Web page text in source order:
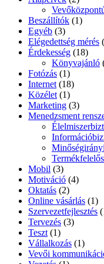
Beszállítók (1)
Egyéb (3)
Elégedettség mérés
Érdekesség (18)
Könyvajánló
Fotózás (1)
Internet (18)
Közélet (1)
Marketing (3)
Menedzsment
Mobil (3)
Motiváció (4)
Oktatás (2)
Online vásárlás (1)
Szervezetfejlesztés
Tervezés (3)
Teszt (1)
Vállalkozás (1)
Vevői